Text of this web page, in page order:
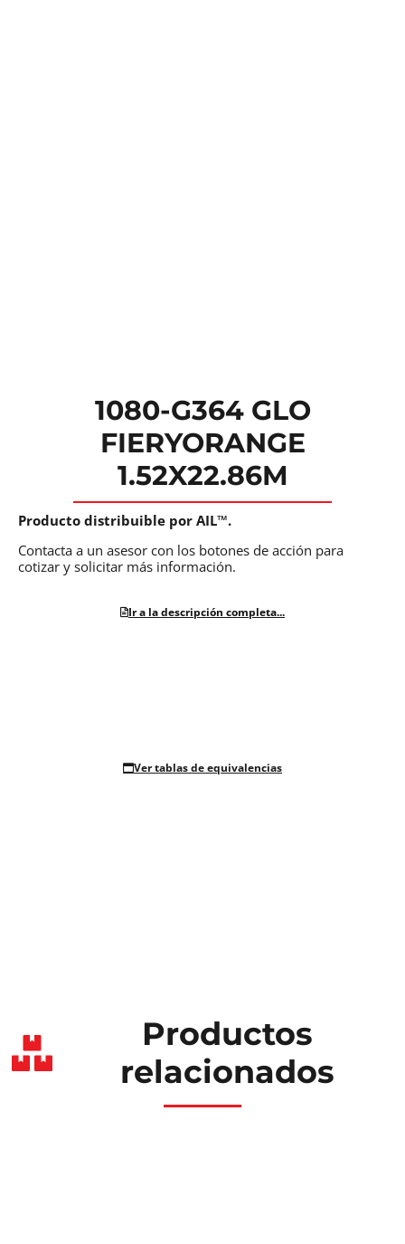
1080-G364 GLO
FIERYORANGE
1.52X22.86M
Producto distribuible por AIL™.
Contacta a un asesor con los botones de acción para
cotizar y solicitar más información.
Ir a la descripción completa...
Ver tablas de equivalencias
Productos
relacionados